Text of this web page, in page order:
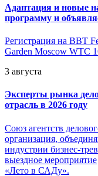
Адаптация и новые
программу и
Регистрация на BBT
Garden Moscow WTC
3 августа
Эксперты рынка
отрасль в 2026 году
Союз агентств
организация,
индустрии бизнес-
выездное мероприятие
«Лето в САДу».